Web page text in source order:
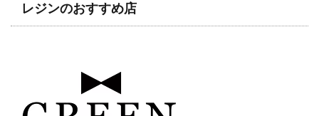
レジンのおすすめ店